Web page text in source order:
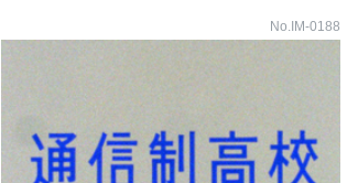
No.IM-0188